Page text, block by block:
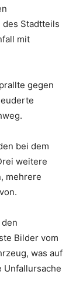
des Stadtteils
mit
gegen
bei dem
weitere
mehrere
Bilder vom
was auf
Unfallursache